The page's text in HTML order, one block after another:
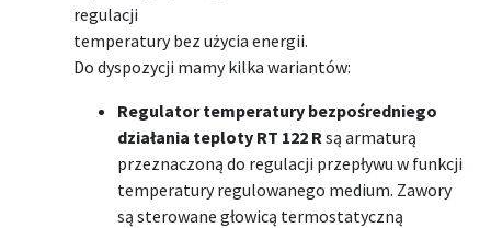
regulacji
temperatury bez użycia energii.
Do dyspozycji mamy kilka wariantów:
Regulator temperatury bezpośredniego
działania teploty RT 122 Rsą armaturą
przeznaczoną do regulacji przepływu w funkcji
temperatury regulowanego medium. Zawory
są sterowane głowicą termostatyczną